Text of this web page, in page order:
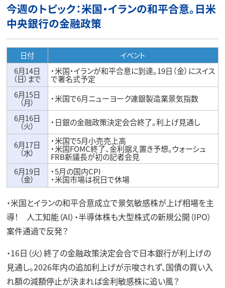
今週のトピック：米国・イランの和平合意。日米
中央銀行の金融政策
日付
イベント
6月14日
（日）まで
・米国・イランが和平合意に到達。19日（金）にスイス
で署名式予定
6月15日
（月）
・米国で6月ニューヨーク連銀製造業景気指数
6月16日
（火） ・日銀の金融政策決定会合終了。利上げ見通し
6月17日
（水）
・米国で5月小売売上高
・米国FOMC終了、金利据え置き予想。ウォーシュ
FRB新議長が初の記者会見
6月19日
（金）
・5月の国内CPI
・米国市場は祝日で休場
・米国とイランの和平合意成立で景気敏感株が上げ相場を主
導！ 人工知能（AI）・半導体株も大型株式の新規公開（IPO）
案件通過で反発？
・16日（火）終了の金融政策決定会合で日本銀行が利上げの
見通し。2026年内の追加利上げが示唆されず、国債の買い入
れ額の減額停止が決まれば金利敏感株に追い風？